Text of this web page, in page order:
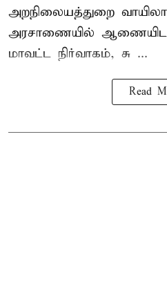
அறநிலையத்துறை
அரசாணையில்
மாவட்ட நிர்வாகம், சு ...
Read